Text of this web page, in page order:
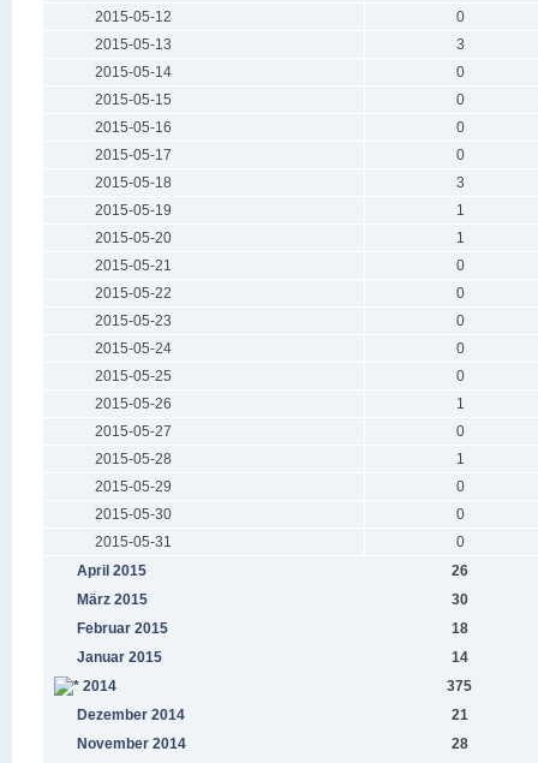
2015-05-12
0
2015-05-13
3
2015-05-14
0
2015-05-15
0
2015-05-16
0
2015-05-17
0
2015-05-18
3
2015-05-19
1
2015-05-20
1
2015-05-21
0
2015-05-22
0
2015-05-23
0
2015-05-24
0
2015-05-25
0
2015-05-26
1
2015-05-27
0
2015-05-28
1
2015-05-29
0
2015-05-30
0
2015-05-31
0
April 2015
26
März 2015
30
Februar 2015
18
Januar 2015
14
2014
375
Dezember 2014
21
November 2014
28